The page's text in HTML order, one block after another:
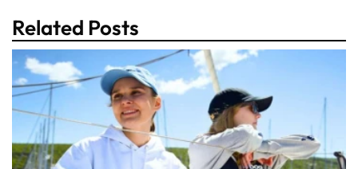
Related Posts